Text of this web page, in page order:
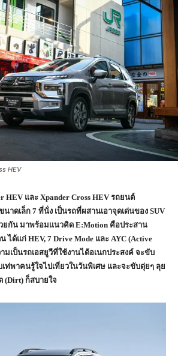
HEV
HEV และ Xpander Cross HEV รถยนต์
าดเล็ก 7 ที่นั่ง เป็นรถที่ผสานเอาจุดเด่นของ SUV
วยกัน มาพร้อมแนวคิด E:Motion คือประสาน
ได้แก่ HEV, 7 Drive Mode และ AYC (Active
มเป็นรถเอสยูวีที่ใช้งานได้อเนกประสงค์ จะขับ
ท่พาคนรู้ใจไปเที่ยวในวันพิเศษ และจะขับดุ่ยๆ ลุย
(Dirt) ก็สบายใจ